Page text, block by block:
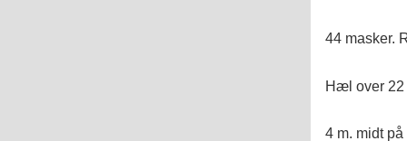
44 masker.
Hæl over 22
4 m. midt